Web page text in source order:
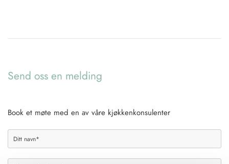
Send oss en melding
Book et møte med en av våre kjøkkenkonsulenter